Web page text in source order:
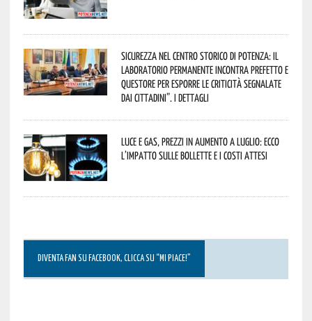
Sicurezza nel Centro Storico di Potenza: il
Laboratorio Permanente incontra Prefetto e
Questore per esporre le criticità segnalate
dai cittadini”. I dettagli
Luce e gas, prezzi in aumento a luglio: ecco
l’impatto sulle bollette e i costi attesi
DIVENTA FAN SU FACEBOOK, CLICCA SU “MI PIACE!”